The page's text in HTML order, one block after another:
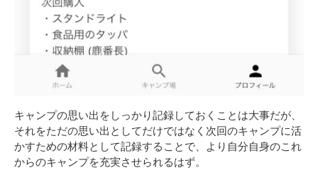
キャンプの思い出をしっかり記録しておくことは大事だが、
それをただの思い出としてだけではなく次回のキャンプに活
かすための材料として記録することで、より自分自身のこれ
からのキャンプを充実させられるはず。